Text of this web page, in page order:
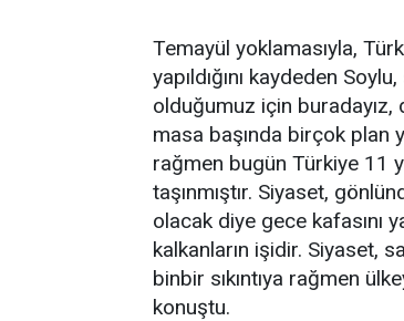
Temayül yoklamasıyla,
yapıldığını kaydeden
olduğumuz için
masa başında birçok plan
rağmen bugün Türkiye 11
taşınmıştır. Siyaset,
olacak diye gece kafasını
kalkanların işidir. Siyaset,
binbir sıkıntıya rağmen
konuştu.